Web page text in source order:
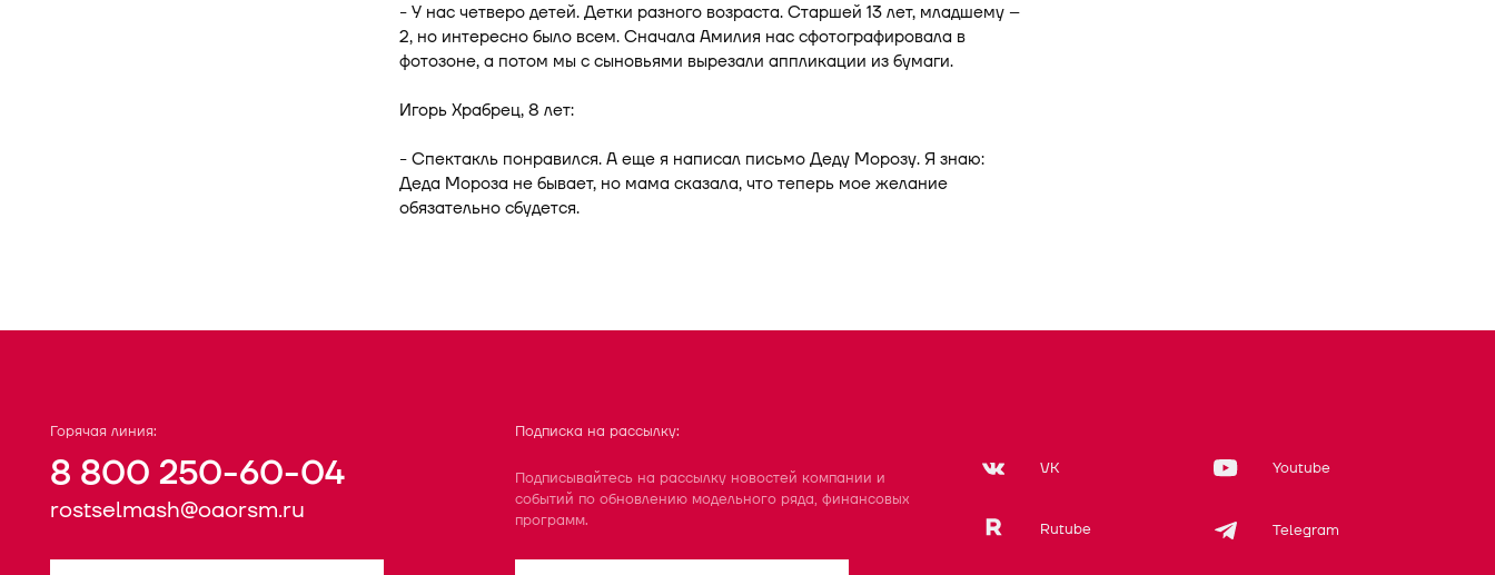
- У нас четверо детей. Детки разного возраста. Старшей 13 лет, младшему –
2, но интересно было всем. Сначала Амилия нас сфотографировала в
фотозоне, а потом мы с сыновьями вырезали аппликации из бумаги.
Игорь Храбрец, 8 лет:
- Спектакль понравился. А еще я написал письмо Деду Морозу. Я знаю:
Деда Мороза не бывает, но мама сказала, что теперь мое желание
обязательно сбудется.
Горячая линия:
8 800 250-60-04
rostselmash@oaorsm.ru
Подписка на рассылку:
Подписывайтесь на рассылку новостей компании и
событий по обновлению модельного ряда, финансовых
программ.
VK Youtube
Rutube Telegram